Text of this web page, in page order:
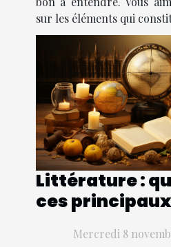
sur les éléments qui
Littérature :
ces
Mercredi 8